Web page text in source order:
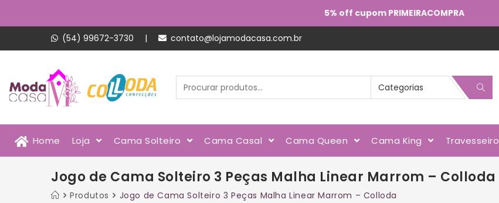
5% off cupom PRIMEIRACOMPRA
(54) 99672-3730 | contato@lojamodacasa.com.br
Home Loja Cama Solteiro Cama Casal Cama Queen Cama King Travesseiro
Jogo de Cama Solteiro 3 Peças Malha Linear Marrom – Colloda
Produtos Jogo de Cama Solteiro 3 Peças Malha Linear Marrom – Colloda